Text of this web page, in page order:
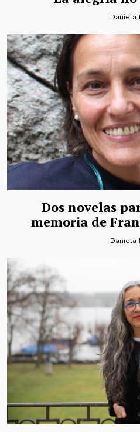
Daniela
Dos novelas
memoria de
Daniela